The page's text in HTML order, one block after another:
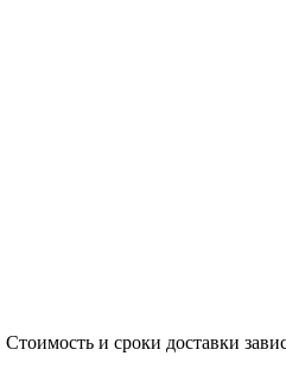
и сроки доставки